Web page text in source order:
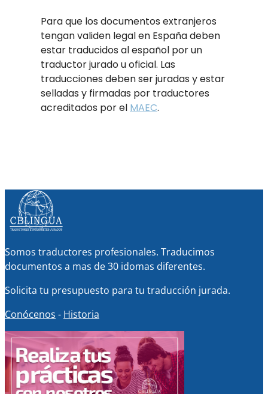
Para que los documentos extranjeros
tengan validen legal en España deben
estar traducidos al español por un
traductor jurado u oficial. Las
traducciones deben ser juradas y estar
selladas y firmadas por traductores
acreditados por el MAEC.
Somos traductores profesionales. Traducimos
documentos a mas de 30 idomas diferentes.
Solicita tu presupuesto para tu traducción jurada.
Conócenos - Historia